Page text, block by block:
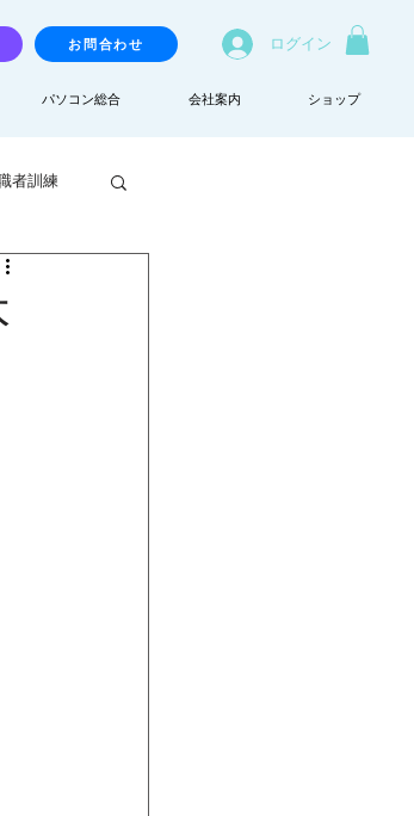
お問合わせ ログイン
パソコン総合 会社案内 ショップ
者訓練